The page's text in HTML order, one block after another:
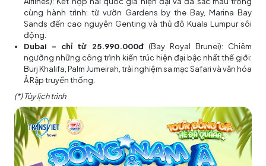
cùng hành trình: từ vườn Gardens by the Bay, Marina Bay
Sands đến cao nguyên Genting và thủ đô Kuala Lumpur sôi
động.
Dubai – chỉ từ 25.990.000đ(Bay Royal Brunei): Chiêm
ngưỡng những công trình kiến trúc hiện đại bậc nhất thế giới:
Burj Khalifa, Palm Jumeirah, trải nghiệm sa mạc Safari và văn hóa
Ả Rập truyền thống.
(*) Tùy lịch trình